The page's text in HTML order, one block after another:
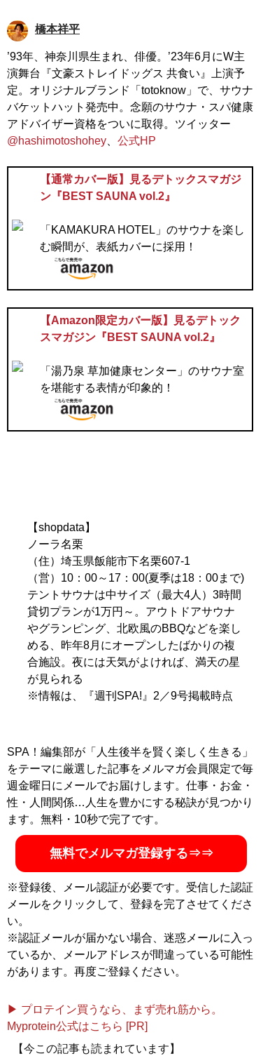
橋本祥平
’93年、神奈川県生まれ、俳優。’23年6月にW主
演舞台『文豪ストレイドッグス 共食い』上演予
定。オリジナルブランド「totoknow」で、サウナ
バケットハット発売中。念願のサウナ・スパ健康
アドバイザー資格をついに取得。ツイッター
@hashimotoshohey
公式HP
【通常カバー版】見るデトックスマガジ
ン『BEST SAUNA vol.2』
「KAMAKURA HOTEL」のサウナを楽し
む瞬間が、表紙カバーに採用！
【Amazon限定カバー版】見るデトック
スマガジン『BEST SAUNA vol.2』
「湯乃泉 草加健康センター」のサウナ室
を堪能する表情が印象的！
【shopdata】
ノーラ名栗
（住）埼玉県飯能市下名栗607-1
（営）10：00～17：00(夏季は18：00まで)
テントサウナは中サイズ（最大4人）3時間
貸切プランが1万円～。アウトドアサウナ
やグランピング、北欧風のBBQなどを楽し
める、昨年8月にオープンしたばかりの複
合施設。夜には天気がよければ、満天の星
が見られる
※情報は、『週刊SPA!』2／9号掲載時点
SPA！編集部が「人生後半を賢く楽しく生きる」
をテーマに厳選した記事をメルマガ会員限定で毎
週金曜日にメールでお届けします。仕事・お金・
性・人間関係…人生を豊かにする秘訣が見つかり
ます。無料・10秒で完了です。
無料でメルマガ登録する⇒⇒
※登録後、メール認証が必要です。受信した認証
メールをクリックして、登録を完了させてくださ
い。
※認証メールが届かない場合、迷惑メールに入っ
ているか、メールアドレスが間違っている可能性
があります。再度ご登録ください。
▶ プロテイン買うなら、まず売れ筋から。
Myprotein公式はこちら [PR]
【今この記事も読まれています】